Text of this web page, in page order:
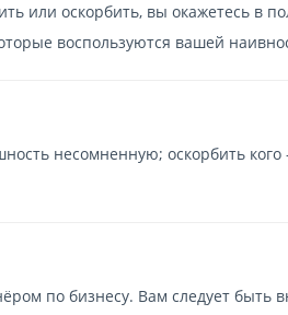
или оскорбить, вы окажетесь в
воспользуются вашей
несомненную; оскорбить кого
по бизнесу. Вам следует быть